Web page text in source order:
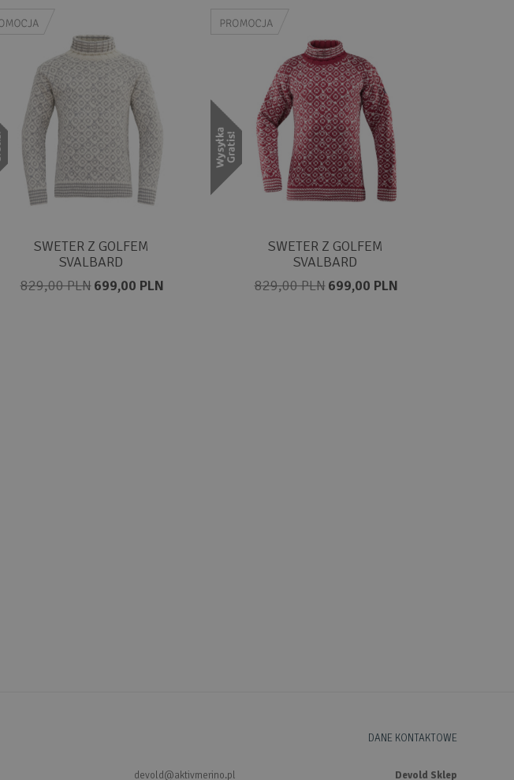
SWETER Z GOLFEM
SVALBARD
829,00 PLN 699,00 PLN
SWETER Z GOLFEM
SVALBARD
829,00 PLN 699,00 PLN
DANE KONTAKTOWE
Devold Sklep
devold@aktivmerino.pl